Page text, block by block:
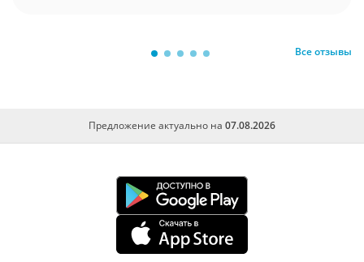
Все отзывы
Предложение актуально на 07.08.2026